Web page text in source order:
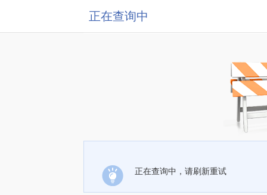
正在查询中
正在查询中，请刷新重试